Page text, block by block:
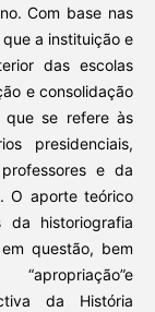
Com base nas
a instituição e
das escolas
e consolidação
que se refere às
presidenciais,
e da
O aporte teórico
da historiografia
questão, bem
da História